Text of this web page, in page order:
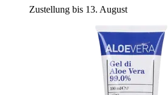
Zustellung bis 13. August